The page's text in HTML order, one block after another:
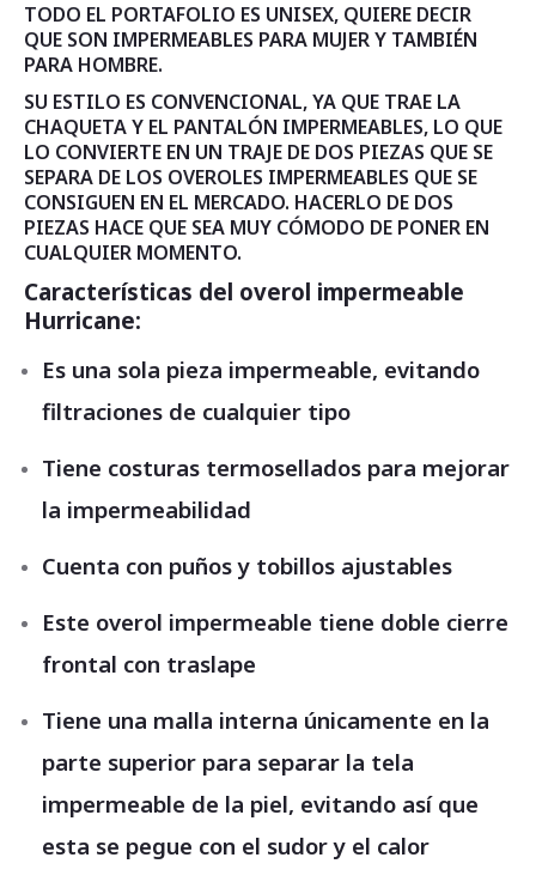
TODO EL PORTAFOLIO ES UNISEX, QUIERE DECIR
QUE SON IMPERMEABLES PARA MUJER Y TAMBIÉN
PARA HOMBRE.
SU ESTILO ES CONVENCIONAL, YA QUE TRAE LA
CHAQUETA Y EL PANTALÓN IMPERMEABLES, LO QUE
LO CONVIERTE EN UN TRAJE DE DOS PIEZAS QUE SE
SEPARA DE LOS OVEROLES IMPERMEABLES QUE SE
CONSIGUEN EN EL MERCADO. HACERLO DE DOS
PIEZAS HACE QUE SEA MUY CÓMODO DE PONER EN
CUALQUIER MOMENTO.
Características del overol impermeable
Hurricane:
Es una sola pieza impermeable, evitando
filtraciones de cualquier tipo
Tiene costuras termosellados para mejorar
la impermeabilidad
Cuenta con puños y tobillos ajustables
Este overol impermeable tiene doble cierre
frontal con traslape
Tiene una malla interna únicamente en la
parte superior para separar la tela
impermeable de la piel, evitando así que
esta se pegue con el sudor y el calor